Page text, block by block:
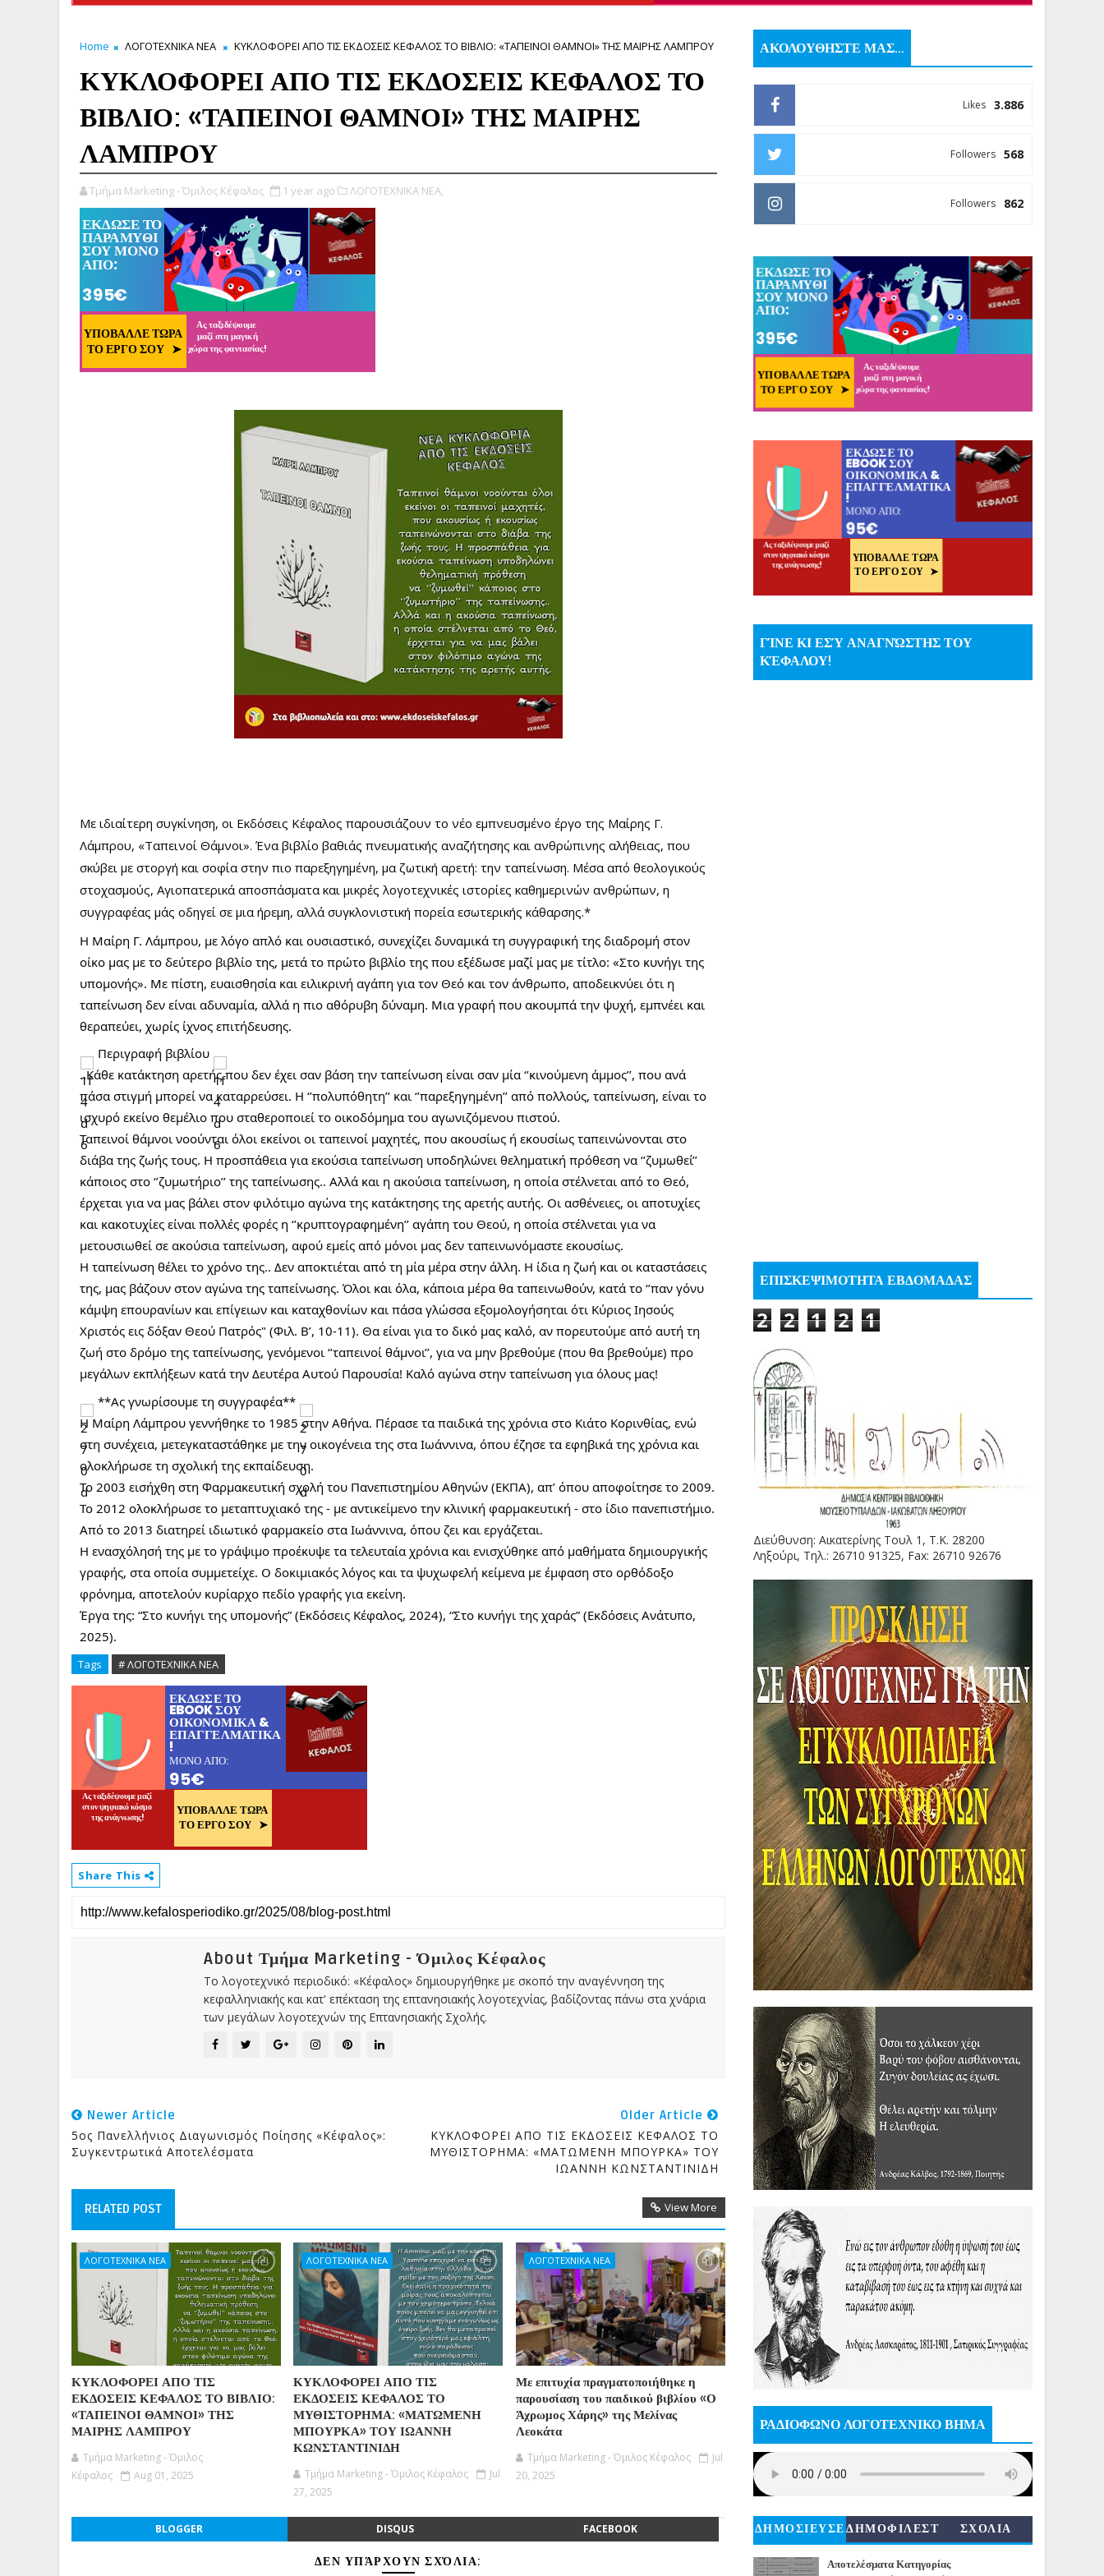
Home ΛΟΓΟΤΕΧΝΙΚΑ ΝΕΑ ΚΥΚΛΟΦΟΡΕΙ ΑΠΟ ΤΙΣ ΕΚΔΟΣΕΙΣ ΚΕΦΑΛΟΣ ΤΟ ΒΙΒΛΙΟ: «ΤΑΠΕΙΝΟΙ ΘΑΜΝΟΙ» ΤΗΣ ΜΑΙΡΗΣ ΛΑΜΠΡΟΥ
ΚΥΚΛΟΦΟΡΕΙ ΑΠΟ ΤΙΣ ΕΚΔΟΣΕΙΣ ΚΕΦΑΛΟΣ ΤΟ
ΒΙΒΛΙΟ: «ΤΑΠΕΙΝΟΙ ΘΑΜΝΟΙ» ΤΗΣ ΜΑΙΡΗΣ
ΛΑΜΠΡΟΥ
Τμήμα Marketing - Όμιλος Κέφαλος 1 year ago ΛΟΓΟΤΕΧΝΙΚΑ ΝΕΑ,
Με ιδιαίτερη συγκίνηση, οι Εκδόσεις Κέφαλος παρουσιάζουν το νέο εμπνευσμένο έργο της Μαίρης Γ.
Λάμπρου, «Ταπεινοί Θάμνοι». Ένα βιβλίο βαθιάς πνευματικής αναζήτησης και ανθρώπινης αλήθειας, που
σκύβει με στοργή και σοφία στην πιο παρεξηγημένη, μα ζωτική αρετή: την ταπείνωση. Μέσα από θεολογικούς
στοχασμούς, Αγιοπατερικά αποσπάσματα και μικρές λογοτεχνικές ιστορίες καθημερινών ανθρώπων, η
συγγραφέας μάς οδηγεί σε μια ήρεμη, αλλά συγκλονιστική πορεία εσωτερικής κάθαρσης.*
Η Μαίρη Γ. Λάμπρου, με λόγο απλό και ουσιαστικό, συνεχίζει δυναμικά τη συγγραφική της διαδρομή στον
οίκο μας με το δεύτερο βιβλίο της, μετά το πρώτο βιβλίο της που εξέδωσε μαζί μας με τίτλο: «Στο κυνήγι της
υπομονής». Με πίστη, ευαισθησία και ειλικρινή αγάπη για τον Θεό και τον άνθρωπο, αποδεικνύει ότι η
ταπείνωση δεν είναι αδυναμία, αλλά η πιο αθόρυβη δύναμη. Μια γραφή που ακουμπά την ψυχή, εμπνέει και
θεραπεύει, χωρίς ίχνος επιτήδευσης.
Περιγραφή βιβλίου
..Κάθε κατάκτηση αρετής που δεν έχει σαν βάση την ταπείνωση είναι σαν μία ‘’κινούμενη άμμος’’, που ανά
πάσα στιγμή μπορεί να καταρρεύσει. Η ‘’πολυπόθητη’’ και ‘’παρεξηγημένη’’ από πολλούς, ταπείνωση, είναι το
ισχυρό εκείνο θεμέλιο που σταθεροποιεί το οικοδόμημα του αγωνιζόμενου πιστού.
Ταπεινοί θάμνοι νοούνται όλοι εκείνοι οι ταπεινοί μαχητές, που ακουσίως ή εκουσίως ταπεινώνονται στο
διάβα της ζωής τους. Η προσπάθεια για εκούσια ταπείνωση υποδηλώνει θεληματική πρόθεση να ‘’ζυμωθεί’’
κάποιος στο ‘’ζυμωτήριο’’ της ταπείνωσης.. Αλλά και η ακούσια ταπείνωση, η οποία στέλνεται από το Θεό,
έρχεται για να μας βάλει στον φιλότιμο αγώνα της κατάκτησης της αρετής αυτής. Οι ασθένειες, οι αποτυχίες
και κακοτυχίες είναι πολλές φορές η ‘’κρυπτογραφημένη’’ αγάπη του Θεού, η οποία στέλνεται για να
μετουσιωθεί σε ακούσια ταπείνωση, αφού εμείς από μόνοι μας δεν ταπεινωνόμαστε εκουσίως.
Η ταπείνωση θέλει το χρόνο της.. Δεν αποκτιέται από τη μία μέρα στην άλλη. Η ίδια η ζωή και οι καταστάσεις
της, μας βάζουν στον αγώνα της ταπείνωσης. Όλοι και όλα, κάποια μέρα θα ταπεινωθούν, κατά το ‘’παν γόνυ
κάμψη επουρανίων και επίγειων και καταχθονίων και πάσα γλώσσα εξομολογήσηται ότι Κύριος Ιησούς
Χριστός εις δόξαν Θεού Πατρός" (Φιλ. Β’, 10-11). Θα είναι για το δικό μας καλό, αν πορευτούμε από αυτή τη
ζωή στο δρόμο της ταπείνωσης, γενόμενοι ‘’ταπεινοί θάμνοι’’, για να μην βρεθούμε (που θα βρεθούμε) προ
μεγάλων εκπλήξεων κατά την Δευτέρα Αυτού Παρουσία! Καλό αγώνα στην ταπείνωση για όλους μας!
**Ας γνωρίσουμε τη συγγραφέα**
Η Μαίρη Λάμπρου γεννήθηκε το 1985 στην Αθήνα. Πέρασε τα παιδικά της χρόνια στο Κιάτο Κορινθίας, ενώ
στη συνέχεια, μετεγκαταστάθηκε με την οικογένεια της στα Ιωάννινα, όπου έζησε τα εφηβικά της χρόνια και
ολοκλήρωσε τη σχολική της εκπαίδευση.
Το 2003 εισήχθη στη Φαρμακευτική σχολή του Πανεπιστημίου Αθηνών (ΕΚΠΑ), απ’ όπου αποφοίτησε το 2009.
Το 2012 ολοκλήρωσε το μεταπτυχιακό της - με αντικείμενο την κλινική φαρμακευτική - στο ίδιο πανεπιστήμιο.
Από το 2013 διατηρεί ιδιωτικό φαρμακείο στα Ιωάννινα, όπου ζει και εργάζεται.
Η ενασχόλησή της με το γράψιμο προέκυψε τα τελευταία χρόνια και ενισχύθηκε από μαθήματα δημιουργικής
γραφής, στα οποία συμμετείχε. Ο δοκιμιακός λόγος και τα ψυχωφελή κείμενα με έμφαση στο ορθόδοξο
φρόνημα, αποτελούν κυρίαρχο πεδίο γραφής για εκείνη.
Έργα της: “Στο κυνήγι της υπομονής” (Εκδόσεις Κέφαλος, 2024), “Στο κυνήγι της χαράς” (Εκδόσεις Ανάτυπο,
2025).
Tags # ΛΟΓΟΤΕΧΝΙΚΑ ΝΕΑ
Share This
About Τμήμα Marketing - Όμιλος Κέφαλος
Το λογοτεχνικό περιοδικό: «Κέφαλος» δημιουργήθηκε με σκοπό την αναγέννηση της
κεφαλληνιακής και κατ' επέκταση της επτανησιακής λογοτεχνίας, βαδίζοντας πάνω στα χνάρια
των μεγάλων λογοτεχνών της Επτανησιακής Σχολής.
Newer Article
5ος Πανελλήνιος Διαγωνισμός Ποίησης «Κέφαλος»:
Συγκεντρωτικά Αποτελέσματα
Older Article
ΚΥΚΛΟΦΟΡΕΙ ΑΠΟ ΤΙΣ ΕΚΔΟΣΕΙΣ ΚΕΦΑΛΟΣ ΤΟ
ΜΥΘΙΣΤΟΡΗΜΑ: «ΜΑΤΩΜΕΝΗ ΜΠΟΥΡΚΑ» ΤΟΥ
ΙΩΑΝΝΗ ΚΩΝΣΤΑΝΤΙΝΙΔΗ
RELATED POST View More
ΛΟΓΟΤΕΧΝΙΚΑ ΝΕΑ
ΚΥΚΛΟΦΟΡΕΙ ΑΠΟ ΤΙΣ
ΕΚΔΟΣΕΙΣ ΚΕΦΑΛΟΣ ΤΟ ΒΙΒΛΙΟ:
«ΤΑΠΕΙΝΟΙ ΘΑΜΝΟΙ» ΤΗΣ
ΜΑΙΡΗΣ ΛΑΜΠΡΟΥ
Τμήμα Marketing - Όμιλος
Κέφαλος
Aug 01, 2025
ΛΟΓΟΤΕΧΝΙΚΑ ΝΕΑ
ΚΥΚΛΟΦΟΡΕΙ ΑΠΟ ΤΙΣ
ΕΚΔΟΣΕΙΣ ΚΕΦΑΛΟΣ ΤΟ
ΜΥΘΙΣΤΟΡΗΜΑ: «ΜΑΤΩΜΕΝΗ
ΜΠΟΥΡΚΑ» ΤΟΥ ΙΩΑΝΝΗ
ΚΩΝΣΤΑΝΤΙΝΙΔΗ
Τμήμα Marketing - Όμιλος Κέφαλος
Jul
27, 2025
ΛΟΓΟΤΕΧΝΙΚΑ ΝΕΑ
Με επιτυχία πραγματοποιήθηκε η
παρουσίαση του παιδικού βιβλίου «Ο
Άχρωμος Χάρης» της Μελίνας
Λεοκάτα
Τμήμα Marketing - Όμιλος Κέφαλος
Jul
20, 2025
BLOGGER DISQUS FACEBOOK
ΔΕΝ ΥΠΆΡΧΟΥΝ ΣΧΌΛΙΑ:
ΑΚΟΛΟΥΘΗΣΤΕ ΜΑΣ...
3.886
Likes
568
Followers
862
Followers
ΓΊΝΕ ΚΙ ΕΣΎ ΑΝΑΓΝΏΣΤΗΣ ΤΟΥ
ΚΈΦΑΛΟΥ!
ΕΠΙΣΚΕΨΙΜΟΤΗΤΑ ΕΒΔΟΜΑΔΑΣ
2 2 1 2 1
Διεύθυνση: Αικατερίνης Τουλ 1, Τ.Κ. 28200
Ληξούρι, Τηλ.: 26710 91325, Fax: 26710 92676
ΡΑΔΙΟΦΩΝΟ ΛΟΓΟΤΕΧΝΙΚΟ ΒΗΜΑ
ΔΗΜΟΣΙΕΥΣΕ
ΙΣ
ΔΗΜΟΦΙΛΕΣΤ
ΣΧΟΛΙΑ
Αποτελέσματα Κατηγορίας